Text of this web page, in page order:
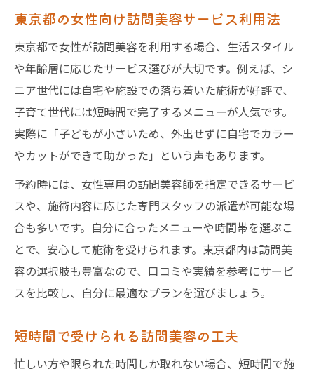
東京都の女性向け訪問美容サービス利用法
東京都で女性が訪問美容を利用する場合、生活スタイル
や年齢層に応じたサービス選びが大切です。例えば、シ
ニア世代には自宅や施設での落ち着いた施術が好評で、
子育て世代には短時間で完了するメニューが人気です。
実際に「子どもが小さいため、外出せずに自宅でカラー
やカットができて助かった」という声もあります。
予約時には、女性専用の訪問美容師を指定できるサービ
スや、施術内容に応じた専門スタッフの派遣が可能な場
合も多いです。自分に合ったメニューや時間帯を選ぶこ
とで、安心して施術を受けられます。東京都内は訪問美
容の選択肢も豊富なので、口コミや実績を参考にサービ
スを比較し、自分に最適なプランを選びましょう。
短時間で受けられる訪問美容の工夫
忙しい方や限られた時間しか取れない場合、短時間で施